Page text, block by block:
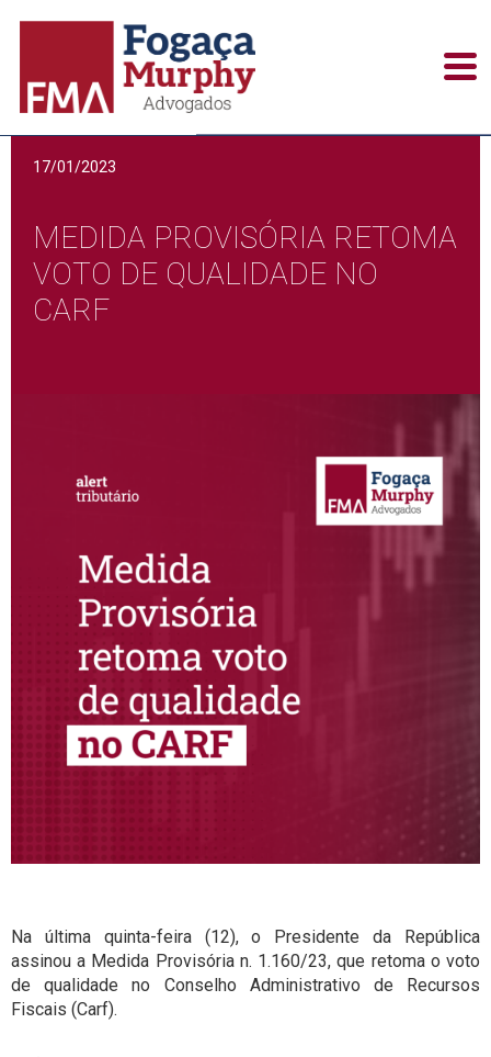
Alerts / Newsletters
17/01/2023
MEDIDA PROVISÓRIA RETOMA
VOTO DE QUALIDADE NO
CARF
Na última quinta-feira (12), o Presidente da República
assinou a Medida Provisória n. 1.160/23, que retoma o voto
de qualidade no Conselho Administrativo de Recursos
Fiscais (Carf).